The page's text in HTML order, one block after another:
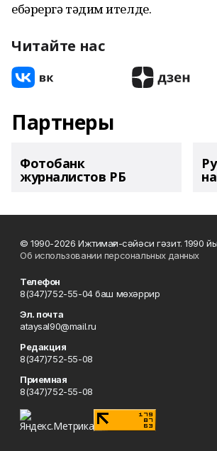
ебәрергә тәҡдим ителде.
Читайте нас
Партнеры
Фотобанк
журналистов РБ
© 1990-2026 Ижтимағи-сәйәси гәзит. 1990
Об использовании персональных данных
Телефон
8(347)752-55-04 баш мөхәррир
Эл. почта
ataysal90@mail.ru
Редакция
8(347)752-55-08
Приемная
8(347)752-55-08